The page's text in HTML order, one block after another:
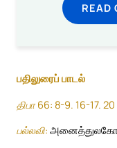
READ
பதிலுரைப் பாடல்
திபா 66: 8-9. 16-17.
பல்லவி: